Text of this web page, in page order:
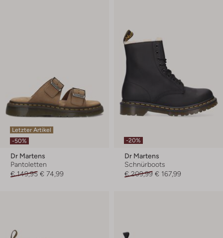
Letzter Artikel
-50%
Dr Martens
Pantoletten
€ 149,95 € 74,99
-20%
Dr Martens
Schnürboots
€ 209,99 € 167,99